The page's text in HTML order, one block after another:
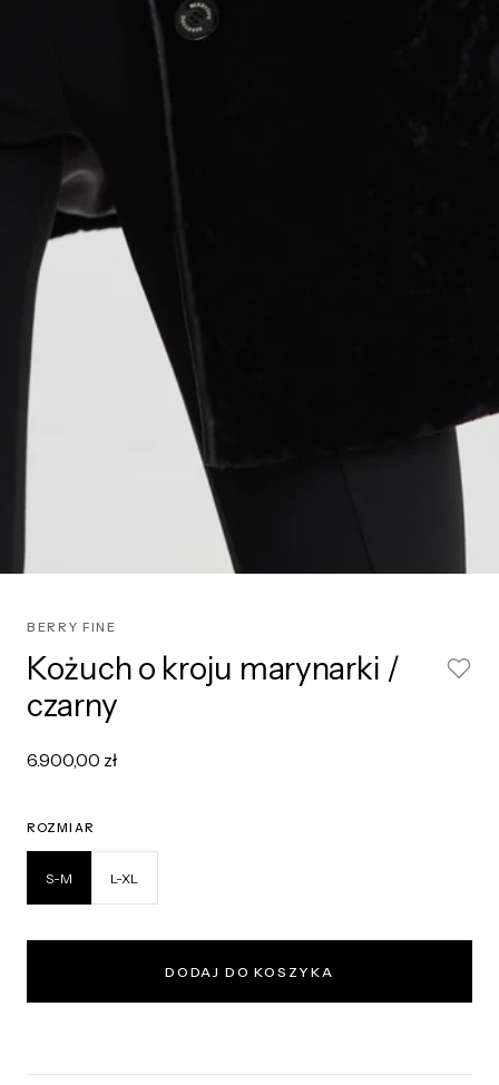
BERRY FINE
Kożuch o kroju marynarki /
czarny
6.900,00 zł
ROZMIAR
S-M L-XL
DODAJ DO KOSZYKA